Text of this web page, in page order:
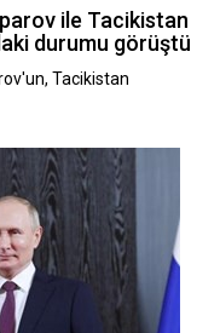
ile Tacikistan
durumu görüştü
Tacikistan